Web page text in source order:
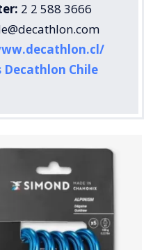
2 2 588 3666
Decathlon Chile